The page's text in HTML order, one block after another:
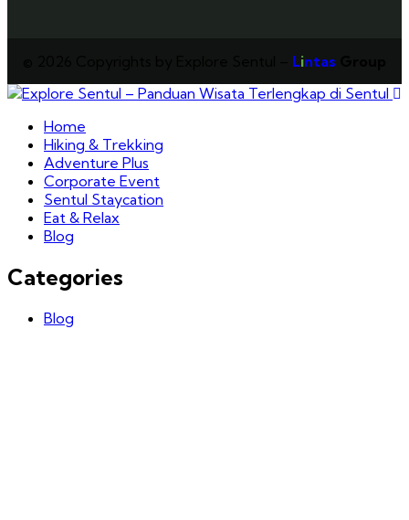
Lintas
Home
Hiking & Trekking
Adventure Plus
Corporate Event
Sentul Staycation
Eat & Relax
Blog
Categories
Blog